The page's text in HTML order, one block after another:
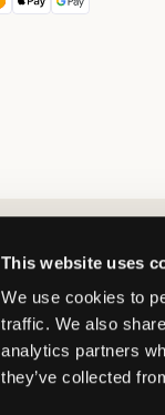
This website uses
We use cookies to
traffic. We also
analytics partners
they’ve collected